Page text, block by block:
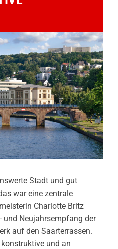
Stadt und gut
war eine zentrale
Charlotte Britz
und Neujahrsempfang der
auf den Saarterrassen.
und an